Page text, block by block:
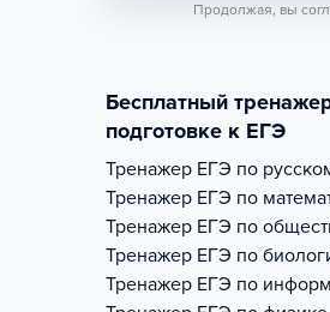
Продолжая, вы
Бесплатный
подготовке к ЕГЭ
Тренажер ЕГЭ по
Тренажер ЕГЭ по
Тренажер ЕГЭ по
Тренажер ЕГЭ по
Тренажер ЕГЭ по